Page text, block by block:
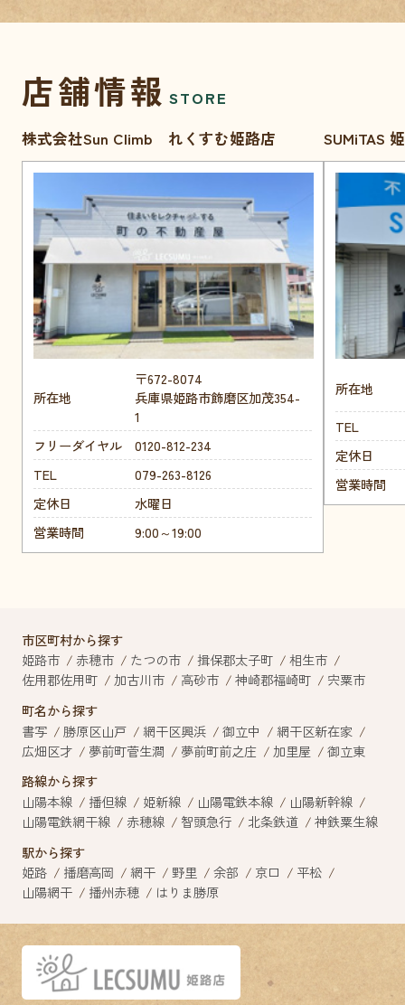
店舗情報 STORE
株式会社Sun Climb れくすむ姫路店
所在地
〒672-8074
兵庫県姫路市飾磨区加茂354-
1
フリーダイヤル
0120-812-234
TEL
079-263-8126
定休日
水曜日
営業時間
9:00～19:00
SUMiTAS
所在地
TEL
定休日
営業時間
市区町村から探す
姫路市
赤穂市 たつの市 揖保郡太子町
相生市
佐用郡佐用町
加古川市 高砂市 神崎郡福崎町
宍粟市
町名から探す
書写
勝原区山戸 網干区興浜 御立中
網干区新在家
広畑区才
夢前町菅生澗 夢前町前之庄 加里屋
御立東
路線から探す
山陽本線
播但線 姫新線 山陽電鉄本線
山陽新幹線
山陽電鉄網干線
赤穂線 智頭急行 北条鉄道
神鉄粟生線
駅から探す
姫路
播磨高岡 網干 野里 余部 京口
平松
山陽網干
播州赤穂 はりま勝原